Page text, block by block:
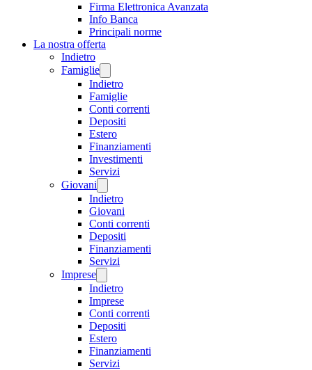
Firma Elettronica Avanzata
Info Banca
Principali norme
La nostra offerta
Indietro
Famiglie
Indietro
Famiglie
Conti correnti
Depositi
Estero
Finanziamenti
Investimenti
Servizi
Giovani
Indietro
Giovani
Conti correnti
Depositi
Finanziamenti
Servizi
Imprese
Indietro
Imprese
Conti correnti
Depositi
Estero
Finanziamenti
Servizi